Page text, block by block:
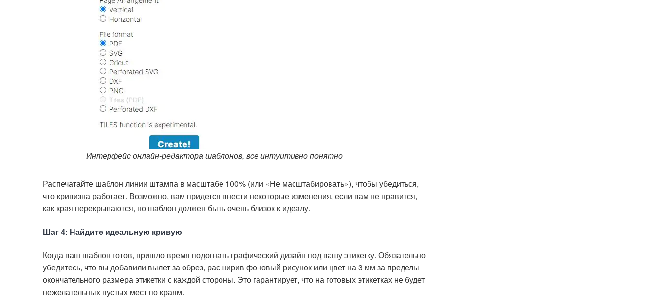
Интерфейс онлайн-редактора шаблонов, все интуитивно понятно
Распечатайте шаблон линии штампа в масштабе 100% (или «Не масштабировать»), чтобы убедиться,
что кривизна работает. Возможно, вам придется внести некоторые изменения, если вам не нравится,
как края перекрываются, но шаблон должен быть очень близок к идеалу.
Шаг 4: Найдите идеальную кривую
Когда ваш шаблон готов, пришло время подогнать графический дизайн под вашу этикетку. Обязательно
убедитесь, что вы добавили вылет за обрез, расширив фоновый рисунок или цвет на 3 мм за пределы
окончательного размера этикетки с каждой стороны. Это гарантирует, что на готовых этикетках не будет
нежелательных пустых мест по краям.